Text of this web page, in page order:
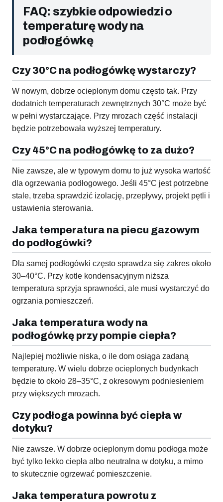
FAQ: szybkie odpowiedzi o
temperaturę wody na
podłogówkę
Czy 30°C na podłogówkę wystarczy?
W nowym, dobrze ocieplonym domu często tak. Przy
dodatnich temperaturach zewnętrznych 30°C może być
w pełni wystarczające. Przy mrozach część instalacji
będzie potrzebowała wyższej temperatury.
Czy 45°C na podłogówkę to za dużo?
Nie zawsze, ale w typowym domu to już wysoka wartość
dla ogrzewania podłogowego. Jeśli 45°C jest potrzebne
stale, trzeba sprawdzić izolację, przepływy, projekt pętli i
ustawienia sterowania.
Jaka temperatura na piecu gazowym
do podłogówki?
Dla samej podłogówki często sprawdza się zakres około
30–40°C. Przy kotle kondensacyjnym niższa
temperatura sprzyja sprawności, ale musi wystarczyć do
ogrzania pomieszczeń.
Jaka temperatura wody na
podłogówkę przy pompie ciepła?
Najlepiej możliwie niska, o ile dom osiąga zadaną
temperaturę. W wielu dobrze ocieplonych budynkach
będzie to około 28–35°C, z okresowym podniesieniem
przy większych mrozach.
Czy podłoga powinna być ciepła w
dotyku?
Nie zawsze. W dobrze ocieplonym domu podłoga może
być tylko lekko ciepła albo neutralna w dotyku, a mimo
to skutecznie ogrzewać pomieszczenie.
Jaka temperatura powrotu z